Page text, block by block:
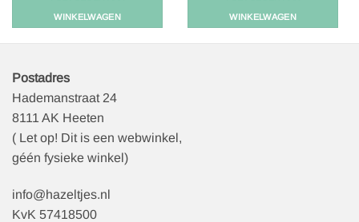
WINKELWAGEN WINKELWAGEN
Postadres
Hademanstraat 24
8111 AK Heeten
( Let op! Dit is een webwinkel,
géén fysieke winkel)
info@hazeltjes.nl
KvK 57418500